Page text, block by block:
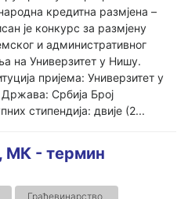
кредитна размјена –
је конкурс за размјену
и административног
на Универзитет у Нишу.
пријема: Универзитет у
Србија Број
стипендија: двије (2...
МК - термин
Грађевинарство